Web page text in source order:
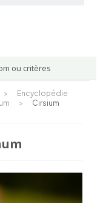
ou critères
>
Encyclopédie
>
Cirsium